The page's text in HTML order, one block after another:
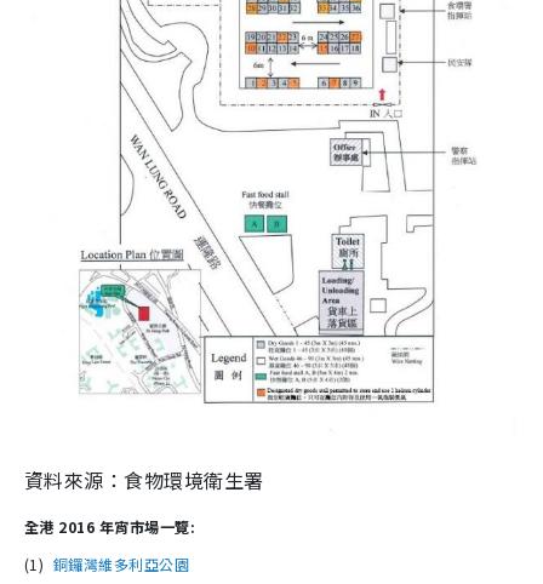
資料來源：食物環境衛生署
全港 2016 年宵市場一覽:
(1) 銅鑼灣維多利亞公園